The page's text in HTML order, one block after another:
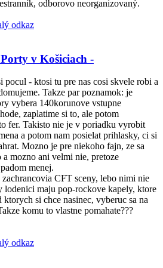
odborovo neorganizovaný.
odkaz
v Košiciach -
pocul - ktosi tu pre nas cosi skvele robi a
Takze par poznamok: je
vybera 140korunove vstupne
zaplatime si to, ale potom
fer. Takisto nie je v poriadku vyrobit
a potom nam posielat prihlasky, ci si
Mozno je pre niekoho fajn, ze sa
mozno ani velmi nie, pretoze
menej.
CFT sceny, lebo nimi nie
lodenici maju pop-rockove kapely, ktore
si chce nasinec, vyberuc sa na
komu to vlastne pomahate???
odkaz